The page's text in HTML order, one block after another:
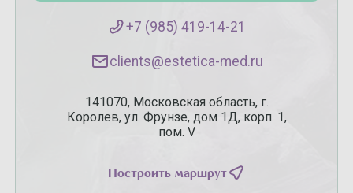
+7 (985) 419-14-21
141070, Московская область, г.
Королев, ул. Фрунзе, дом 1Д, корп. 1,
пом. V
Построить маршрут
clients@estetica-med.ru